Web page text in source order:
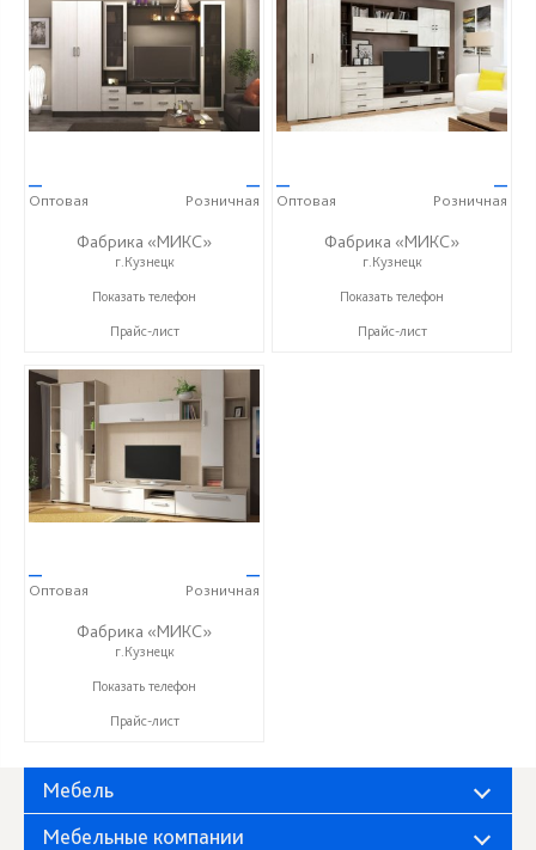
—
Оптовая
—
Розничная
Фабрика «МИКС»
г.Кузнецк
+7 (937) 423-36-37
Показать телефон
Прайс-лист
—
Оптовая
—
Розничная
Фабрика «МИКС»
г.Кузнецк
+7 (937) 423-36-37
Показать телефон
Прайс-лист
—
Оптовая
—
Розничная
Фабрика «МИКС»
г.Кузнецк
+7 (937) 423-36-37
Показать телефон
Прайс-лист
Мебель
Мебельные компании